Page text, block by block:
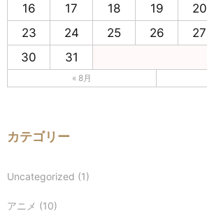
16
17 18 19 20
23
24 25 26 27
30
31
« 8月
カテゴリー
Uncategorized (1)
アニメ (10)